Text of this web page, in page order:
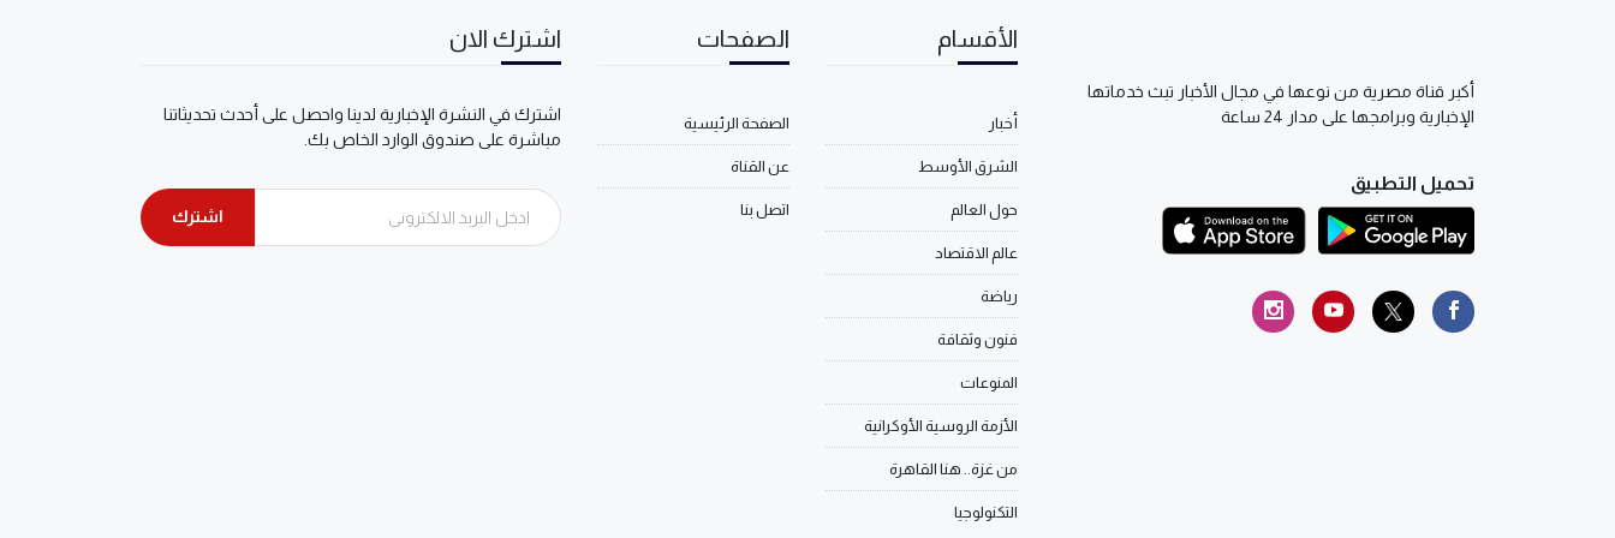
أكبر قناة مصرية من نوعها في مجال الأخبار تبث خدماتها
الإخبارية وبرامجها على مدار 24 ساعة
تحميل التطبيق
الأقسام
أخبار
الشرق الأوسط
حول العالم
عالم الاقتصاد
رياضة
فنون وثقافة
المنوعات
الأزمة الروسية الأوكرانية
من غزة.. هنا القاهرة
التكنولوجيا
الصفحات
الصفحة الرئيسية
عن القناة
اتصل بنا
اشترك الان
اشترك في النشرة الإخبارية لدينا واحصل على أحدث تحديثاتنا
مباشرة على صندوق الوارد الخاص بك.
اشترك